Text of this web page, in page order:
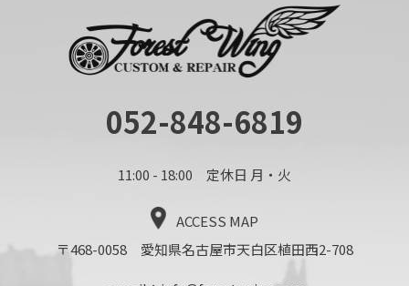
052-848-6819
11:00 - 18:00 定休日 月・火
ACCESS MAP
〒468-0058 愛知県名古屋市天白区植田西2-708